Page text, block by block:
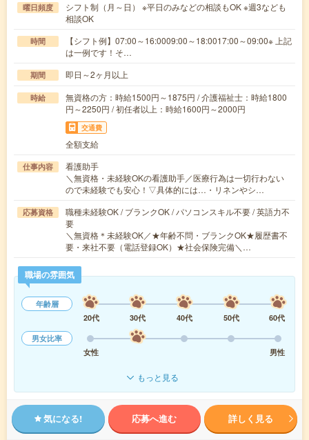
曜日頻度
シフト制（月～日） ※平日のみなどの相談もOK ※週3なども
相談OK
時間
【シフト例】07:00～16:0009:00～18:0017:00～09:00※ 上記
は一例です！そ…
期間 即日～2ヶ月以上
時給
無資格の方：時給1500円～1875円 / 介護福祉士：時給1800
円～2250円 / 初任者以上：時給1600円～2000円
交通費
全額支給
仕事内容
看護助手
＼無資格・未経験OKの看護助手／医療行為は一切行わない
ので未経験でも安心！▽具体的には…・リネンやシ…
応募資格
職種未経験OK / ブランクOK / パソコンスキル不要 / 英語力不
要
＼無資格＊未経験OK／★年齢不問・ブランクOK★履歴書不
要・来社不要（電話登録OK）★社会保険完備＼…
職場の雰囲気
年齢層
20代
30代 40代 50代
60代
男女比率
女性
男性
もっと見る
気になる! 応募へ進む 詳しく見る